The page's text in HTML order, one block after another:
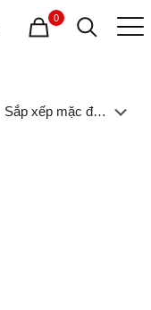
0